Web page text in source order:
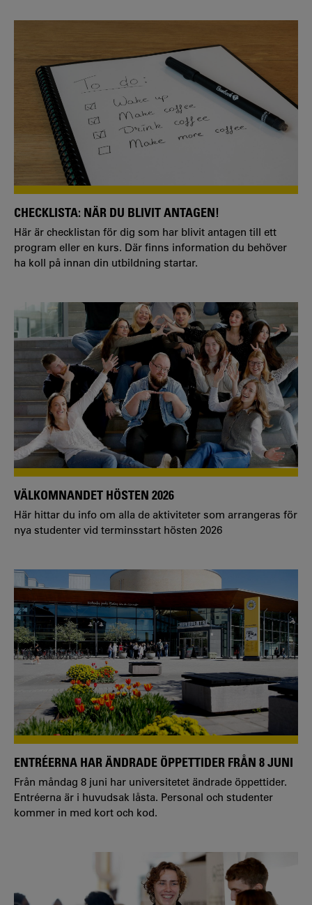
CHECKLISTA: NÄR DU BLIVIT ANTAGEN!
Här är checklistan för dig som har blivit antagen till ett
program eller en kurs. Där finns information du behöver
ha koll på innan din utbildning startar.
VÄLKOMNANDET HÖSTEN 2026
Här hittar du info om alla de aktiviteter som arrangeras för
nya studenter vid terminsstart hösten 2026
ENTRÉERNA HAR ÄNDRADE ÖPPETTIDER FRÅN 8 JUNI
Från måndag 8 juni har universitetet ändrade öppettider.
Entréerna är i huvudsak låsta. Personal och studenter
kommer in med kort och kod.